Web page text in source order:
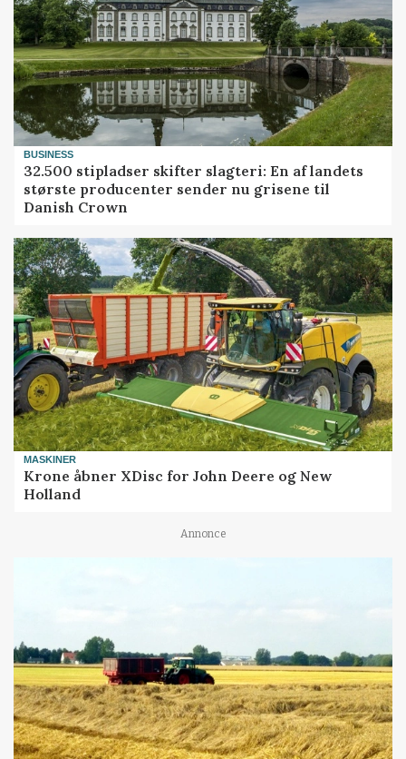
BUSINESS
32.500 stipladser skifter slagteri: En af landets
største producenter sender nu grisene til
Danish Crown
MASKINER
Krone åbner XDisc for John Deere og New
Holland
Annonce